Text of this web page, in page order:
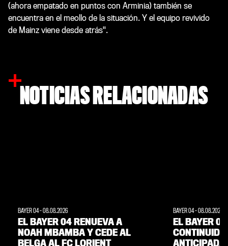
(ahora empatado en puntos con Arminia) también se
encuentra en el meollo de la situación. Y el equipo revivido
de Mainz viene desde atrás".
NOTICIAS RELACIONADAS
BAYER 04-08.08.2026
EL BAYER 04 RENUEVA A
NOAH MBAMBA Y CEDE AL
BELGA AL FC LORIENT
BAYER 04-08.08.2026
EL BAYER